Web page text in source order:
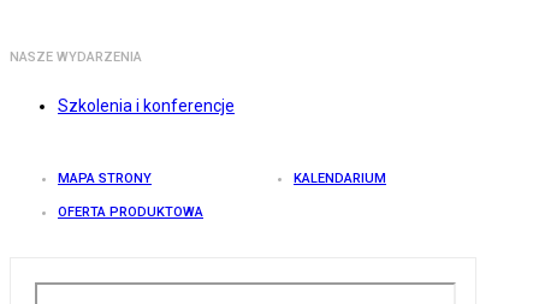
NASZE WYDARZENIA
Szkolenia i konferencje
MAPA STRONY KALENDARIUM
OFERTA PRODUKTOWA